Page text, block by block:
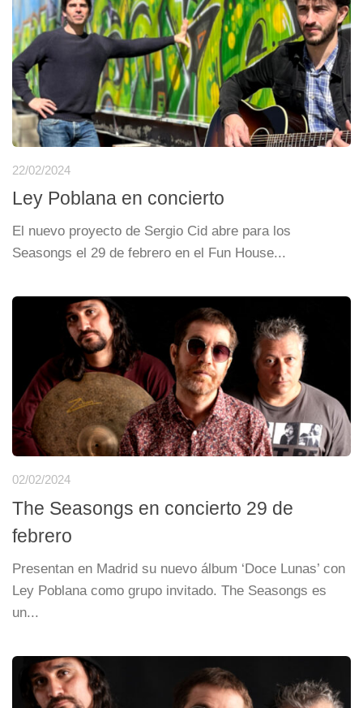
22/02/2024
Ley Poblana en concierto
El nuevo proyecto de Sergio Cid abre para los
Seasongs el 29 de febrero en el Fun House...
02/02/2024
The Seasongs en concierto 29 de
febrero
Presentan en Madrid su nuevo álbum ‘Doce Lunas’ con
Ley Poblana como grupo invitado. The Seasongs es
un...